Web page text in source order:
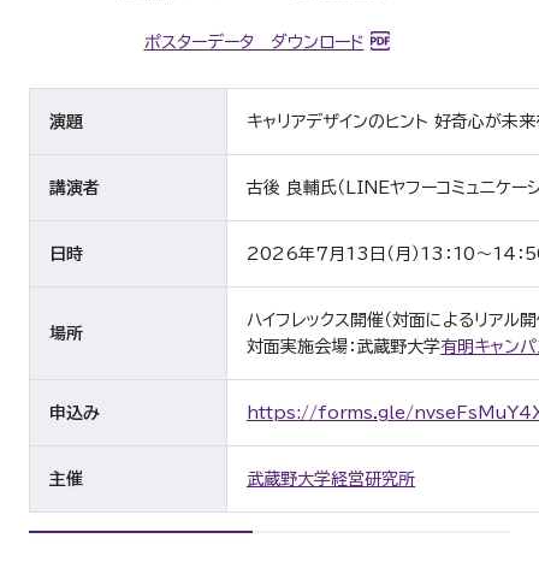
ポスターデータ ダウンロード
演題 キャリアデザインのヒント 好奇心が未
講演者 古後 良輔氏（ LINEヤフーコミュニケー
日時 2026年７月 13 日（月） 13 ： 10 ～14 ：
場所
ハイフレックス開催（対面によるリアル
対面実施会場：武蔵野大学有明キャンパ
申込み https://forms.gle/
主催 武蔵野大学経営研究所